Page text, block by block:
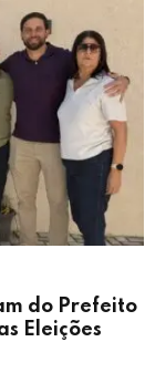
do Prefeito
Eleições